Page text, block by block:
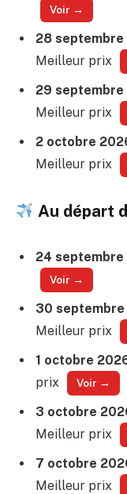
Voir →
28 septembre
Meilleur prix
29 septembre
Meilleur prix
2 octobre
Meilleur prix
Au départ
24 septembre
Voir →
30
Meilleur prix
1 octobre
prix
Voir →
3 octobre
Meilleur prix
7 octobre
Meilleur prix